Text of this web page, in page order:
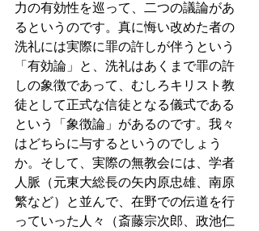
力の有効性を巡って、二つの議論があ
るというのです。真に悔い改めた者の
洗礼には実際に罪の許しが伴うという
「有効論」と、洗礼はあくまで罪の許
しの象徴であって、むしろキリスト教
徒として正式な信徒となる儀式である
という「象徴論」があるのです。我々
はどちらに与するというのでしょう
か。そして、実際の無教会には、学者
人脈（元東大総長の矢内原忠雄、南原
繁など）と並んで、在野での伝道を行
っていった人々（斎藤宗次郎、政池仁